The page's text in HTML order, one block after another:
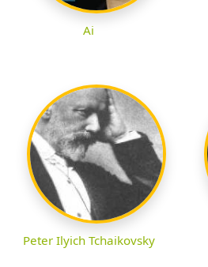
Ai
Peter Ilyich Tchaikovsky